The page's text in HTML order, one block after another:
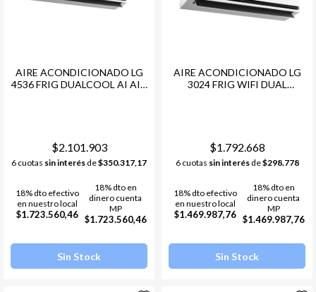
AIRE ACONDICIONADO LG
4536 FRIG DUALCOOL AI AIR
$2.101.903
6 cuotas sin interés de$350.317,17
18% dto efectivo
en nuestro local
$1.723.560,46
18% dto en
dinero cuenta
MP
$1.723.560,46
Sin Stock
AIRE ACONDICIONADO LG
3024 FRIG WIFI DUAL
$1.792.668
6 cuotas sin interésde$298.778
18% dto efectivo
en nuestro local
$1.469.987,76
18% dto en
dinero cuenta
MP
$1.469.987,76
Sin Stock